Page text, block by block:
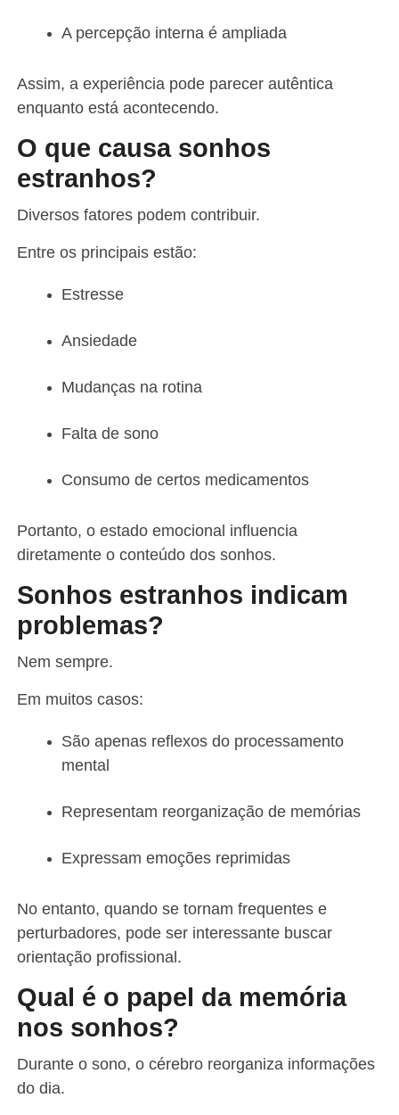
A percepção interna é ampliada
Assim, a experiência pode parecer autêntica
enquanto está acontecendo.
O que causa sonhos
estranhos?
Diversos fatores podem contribuir.
Entre os principais estão:
Estresse
Ansiedade
Mudanças na rotina
Falta de sono
Consumo de certos medicamentos
Portanto, o estado emocional influencia
diretamente o conteúdo dos sonhos.
Sonhos estranhos indicam
problemas?
Nem sempre.
Em muitos casos:
São apenas reflexos do processamento
mental
Representam reorganização de memórias
Expressam emoções reprimidas
No entanto, quando se tornam frequentes e
perturbadores, pode ser interessante buscar
orientação profissional.
Qual é o papel da memória
nos sonhos?
Durante o sono, o cérebro reorganiza informações
do dia.